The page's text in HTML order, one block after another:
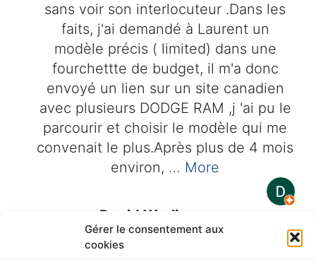
Gérer le consentement aux
cookies
sans voir son interlocuteur .Dans les
faits, j'ai demandé à Laurent un
modèle précis ( limited) dans une
fourchettte de budget, il m'a donc
envoyé un lien sur un site canadien
avec plusieurs DODGE RAM ,j 'ai pu le
parcourir et choisir le modèle qui me
convenait le plus.Après plus de 4 mois
environ, … More
David Werling
★★★★★